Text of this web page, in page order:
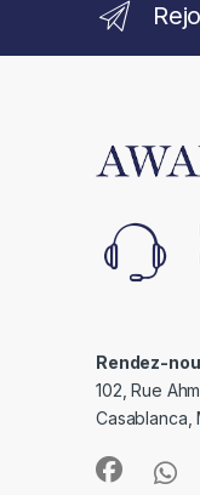
Rendez-
102, Rue
Casablanca,